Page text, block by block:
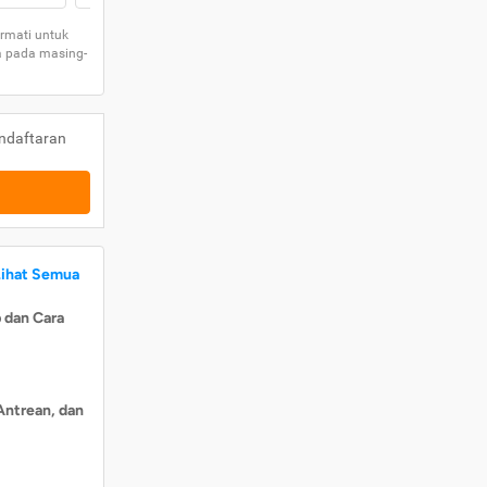
untuk
pada masing-
Semua
Cara
dan